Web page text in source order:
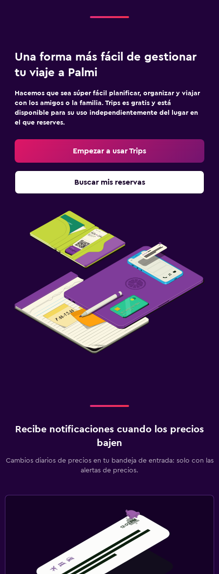
Bar de tapas
Desayuno en la habitación
Servicios y facilidades
Minimercado en las instalaciones
Acceso con llave
Check-out exprés
Check-in/check-out privado
Recepción 24 horas
Botella de agua
Piscina y spa
Bañera de hidromasaje
Toallas para piscina
Piscina con vista
Piscina privada
Piscina en la terraza
Servicio de streaming
Sala de estar/TV compartida
TV
Servicios de lavandería/tintorería
Plancha y tabla de planchar
Tendedero
Una forma más fácil de gestionar
tu viaje a Palmi
Hacemos que sea súper fácil planificar, organizar y viajar
con los amigos o la familia. Trips es gratis y está
disponible para su uso independientemente del lugar en
el que reserves.
Empezar a usar Trips
Buscar mis reservas
Recibe notificaciones cuando los precios
bajen
Cambios diarios de precios en tu bandeja de entrada: solo con las
alertas de precios.